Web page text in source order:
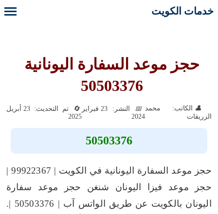
خدمات الكويت
حجز موعد السفارة اليونانية
50503376
الكاتب: محمد
الزريقات
النشر: 23 فبراير
2024
تم التحديث: 23 أبريل
2025
50503376
حجز موعد السفارة اليونانية في الكويت | 99922367 |
حجز موعد فيزا اليونان شنغن حجز موعد سفارة
اليونان بالكويت عن طريق الواتس آب | 50503376 |.